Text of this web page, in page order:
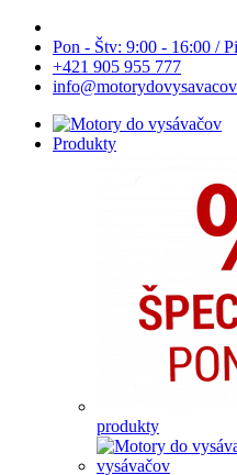
Pon - Štv: 9:00 - 16:00 /
+421 905 955 777
Produkty
produkty